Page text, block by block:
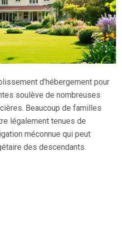
d’hébergement pour
soulève de nombreuses
Beaucoup de familles
légalement tenues de
méconnue qui peut
des descendants.